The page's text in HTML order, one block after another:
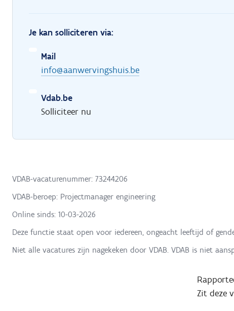
Je kan solliciteren via:
Mail
info@aanwervingshuis.be
Vdab.be
Solliciteer nu
VDAB-vacaturenummer: 73244206
VDAB-beroep: Projectmanager engineering
Online sinds: 10-03-2026
Deze functie staat open voor iedereen, ongeacht leeftijd of
Niet alle vacatures zijn nagekeken door VDAB. VDAB is niet
Zit deze